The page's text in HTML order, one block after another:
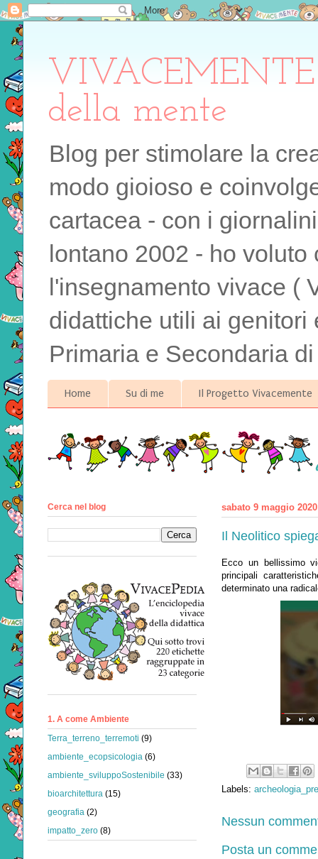
della mente
Blog per stimolare la
modo gioioso e
cartacea - con i
lontano 2002 - ho
l'insegnamento vivace (
didattiche utili ai
Primaria e Secondaria
Home Su di me Il Progetto Vivacemente
sabato 9 maggio 2020
Il Neolitico
Ecco un bellissimo
principali
determinato una
Labels:
Nessun
Posta un
Cerca nel blog
1. A come Ambiente
Terra_terreno_terremoti (9)
ambiente_ecopsicologia (6)
ambiente_sviluppoSostenibile (33)
bioarchitettura (15)
geografia (2)
impatto_zero (8)